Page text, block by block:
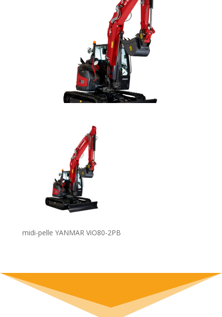
midi-pelle YANMAR ViO80-2PB